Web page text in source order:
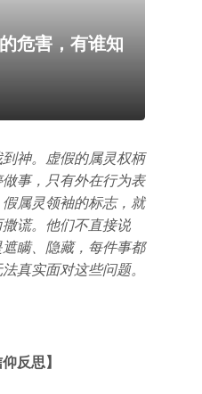
危害，有谁知
神。虚假的属灵权柄
事，只有外在行为表
属灵领袖的标志，就
谎。他们不直接说
瞒、隐藏，每件事都
真实面对这些问题。
反思】